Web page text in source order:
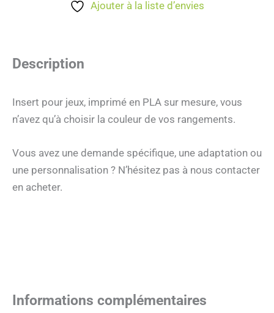
Ajouter à la liste d’envies
Description
Insert pour jeux, imprimé en PLA sur mesure, vous
n’avez qu’à choisir la couleur de vos rangements.
Vous avez une demande spécifique, une adaptation ou
une personnalisation ? N’hésitez pas à nous contacter
en acheter.
Informations complémentaires